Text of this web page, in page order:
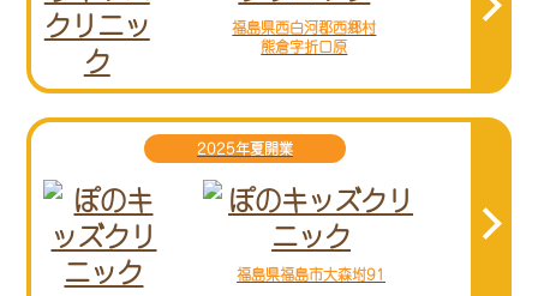
福島県西白河郡西郷村
熊倉字折口原
2025年夏開業
福島県福島市大森坿91